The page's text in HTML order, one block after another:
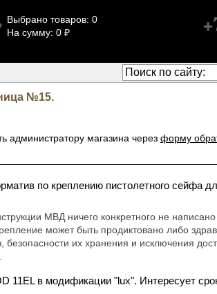
Выбрано товаров: 0
На сумму: 0 ₽
№15.
магазина через форму
по креплению пистолетного сейфа
МВД ничего конкретного не
может быть продиктовано либо
их хранения и исключения
11EL в модификации "lux". Интересует